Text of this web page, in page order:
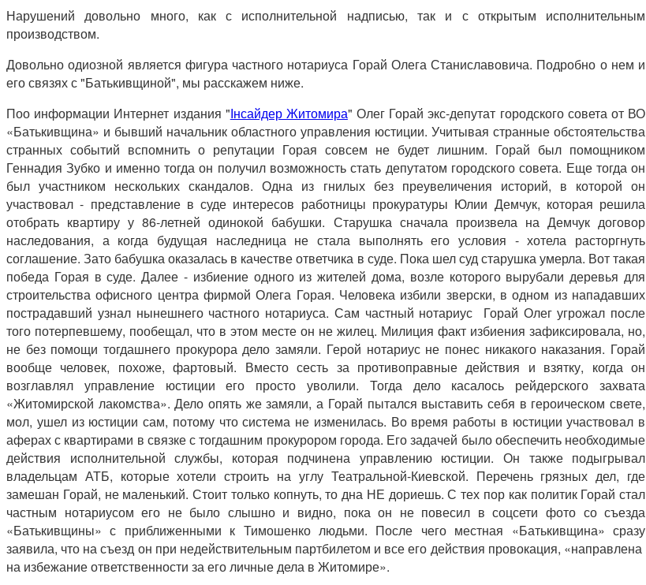
Нарушений довольно много, как с исполнительной надписью, так и с открытым исполнительным
производством.
Довольно одиозной является фигура частного нотариуса Горай Олега Станиславовича. Подробно о нем и
его связях с "Батькивщиной", мы расскажем ниже.
Поо информации Интернет издания "Інсайдер Житомира" Олег Горай экс-депутат городского совета от ВО
«Батькивщина» и бывший начальник областного управления юстиции. Учитывая странные обстоятельства
странных событий вспомнить о репутации Горая совсем не будет лишним. Горай был помощником
Геннадия Зубко и именно тогда он получил возможность стать депутатом городского совета. Еще тогда он
был участником нескольких скандалов. Одна из гнилых без преувеличения историй, в которой он
участвовал - представление в суде интересов работницы прокуратуры Юлии Демчук, которая решила
отобрать квартиру у 86-летней одинокой бабушки. Старушка сначала произвела на Демчук договор
наследования, а когда будущая наследница не стала выполнять его условия - хотела расторгнуть
соглашение. Зато бабушка оказалась в качестве ответчика в суде. Пока шел суд старушка умерла. Вот такая
победа Горая в суде. Далее - избиение одного из жителей дома, возле которого вырубали деревья для
строительства офисного центра фирмой Олега Горая. Человека избили зверски, в одном из нападавших
пострадавший узнал нынешнего частного нотариуса. Сам частный нотариус Горай Олег угрожал после
того потерпевшему, пообещал, что в этом месте он не жилец. Милиция факт избиения зафиксировала, но,
не без помощи тогдашнего прокурора дело замяли. Герой нотариус не понес никакого наказания. Горай
вообще человек, похоже, фартовый. Вместо сесть за противоправные действия и взятку, когда он
возглавлял управление юстиции его просто уволили. Тогда дело касалось рейдерского захвата
«Житомирской лакомства». Дело опять же замяли, а Горай пытался выставить себя в героическом свете,
мол, ушел из юстиции сам, потому что система не изменилась. Во время работы в юстиции участвовал в
аферах с квартирами в связке с тогдашним прокурором города. Его задачей было обеспечить необходимые
действия исполнительной службы, которая подчинена управлению юстиции. Он также подыгрывал
владельцам АТБ, которые хотели строить на углу Театральной-Киевской. Перечень грязных дел, где
замешан Горай, не маленький. Стоит только копнуть, то дна НЕ дориешь. С тех пор как политик Горай стал
частным нотариусом его не было слышно и видно, пока он не повесил в соцсети фото со съезда
«Батькивщины» с приближенными к Тимошенко людьми. После чего местная «Батькивщина» сразу
заявила, что на съезд он при недействительным партбилетом и все его действия провокация, «направлена ​​
на избежание ответственности за его личные дела в Житомире».